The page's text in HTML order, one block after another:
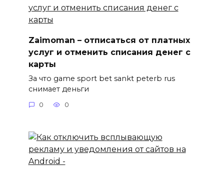
Zaimoman – отписаться от платных
услуг и отменить списания денег с
карты
За что game sport bet sankt peterb rus
снимает деньги
0 0